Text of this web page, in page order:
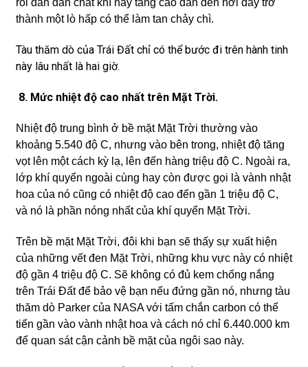
rồi dần dần chất khí này tăng cao dẫn đến nơi đây trở
thành một lò hấp có thể làm tan chảy chì.
Tàu thăm dò của Trái Đất chỉ có thể bước đi trên hành tinh
này lâu nhất là hai giờ.
8. Mức nhiệt độ cao nhất trên Mặt Trời.
Nhiệt độ trung bình ở bề mặt Mặt Trời thường vào
khoảng 5.540 độ C, nhưng vào bên trong, nhiệt độ tăng
vọt lên một cách kỳ lạ, lên đến hàng triệu độ C. Ngoài ra,
lớp khí quyển ngoài cùng hay còn được gọi là vành nhật
hoa của nó cũng có nhiệt độ cao đến gần 1 triệu độ C,
và nó là phần nóng nhất của khí quyển Mặt Trời.
Trên bề mặt Mặt Trời, đôi khi bạn sẽ thấy sự xuất hiện
của những vết đen Mặt Trời, những khu vực này có nhiệt
độ gần 4 triệu độ C. Sẽ không có đủ kem chống nắng
trên Trái Đất để bảo vệ bạn nếu đứng gần nó, nhưng tàu
thăm dò Parker của NASA với tấm chắn carbon có thể
tiến gần vào vành nhật hoa và cách nó chỉ 6.440.000 km
để quan sát cận cảnh bề mặt của ngôi sao này.